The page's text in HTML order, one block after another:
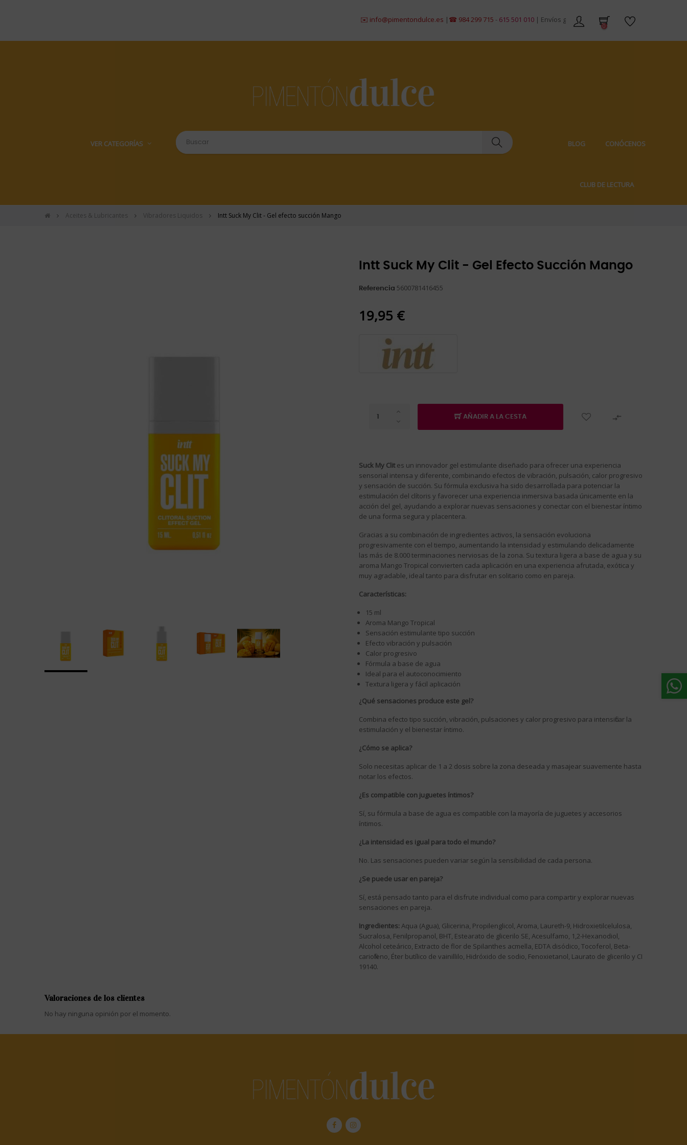
✉️ info@pimentondulce.es|☎ 984 299 715-615 501 010| Envíos gratis en pedidos de +59€ | Envíos 100%
0
VER CATEGORÍAS BLOG CONÓCENOS
CLUB DE LECTURA
Aceites & Lubricantes Vibradores Liquidos Intt Suck My Clit - Gel efecto succión Mango
Intt Suck My Clit - Gel Efecto Succión Mango
Referencia 5600781416455
19,95 €
AÑADIR A LA CESTA 
Suck My Clit es un innovador gel estimulante diseñado para ofrecer una experiencia
sensorial intensa y diferente, combinando efectos de vibración, pulsación, calor progresivo
y sensación de succión. Su fórmula exclusiva ha sido desarrollada para potenciar la
estimulación del clítoris y favorecer una experiencia inmersiva basada únicamente en la
acción del gel, ayudando a explorar nuevas sensaciones y conectar con el bienestar íntimo
de una forma segura y placentera.
Gracias a su combinación de ingredientes activos, la sensación evoluciona
progresivamente con el tiempo, aumentando la intensidad y estimulando delicadamente
las más de 8.000 terminaciones nerviosas de la zona. Su textura ligera a base de agua y su
aroma Mango Tropical convierten cada aplicación en una experiencia afrutada, exótica y
muy agradable, ideal tanto para disfrutar en solitario como en pareja.
Características:
15 ml
Aroma Mango Tropical
Sensación estimulante tipo succión
Efecto vibración y pulsación
Calor progresivo
Fórmula a base de agua
Ideal para el autoconocimiento
Textura ligera y fácil aplicación
¿Qué sensaciones produce este gel?
Combina efecto tipo succión, vibración, pulsaciones y calor progresivo para intensificar la
estimulación y el bienestar íntimo.
¿Cómo se aplica?
Solo necesitas aplicar de 1 a 2 dosis sobre la zona deseada y masajear suavemente hasta
notar los efectos.
¿Es compatible con juguetes íntimos?
Sí, su fórmula a base de agua es compatible con la mayoría de juguetes y accesorios
íntimos.
¿La intensidad es igual para todo el mundo?
No. Las sensaciones pueden variar según la sensibilidad de cada persona.
¿Se puede usar en pareja?
Sí, está pensado tanto para el disfrute individual como para compartir y explorar nuevas
sensaciones en pareja.
Ingredientes: Aqua (Agua), Glicerina, Propilenglicol, Aroma, Laureth-9, Hidroxietilcelulosa,
Sucralosa, Fenilpropanol, BHT, Estearato de glicerilo SE, Acesulfamo, 1,2-Hexanodiol,
Alcohol ceteárico, Extracto de flor de Spilanthes acmella, EDTA disódico, Tocoferol, Beta-
cariofileno, Éter butílico de vainillilo, Hidróxido de sodio, Fenoxietanol, Laurato de glicerilo y CI
19140.
Valoraciones de los clientes
No hay ninguna opinión por el momento.